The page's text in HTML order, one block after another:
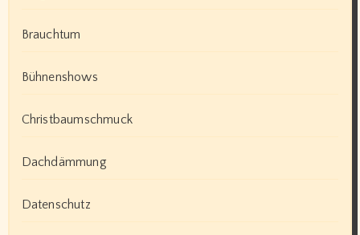
Brauchtum
Bühnenshows
Christbaumschmuck
Dachdämmung
Datenschutz